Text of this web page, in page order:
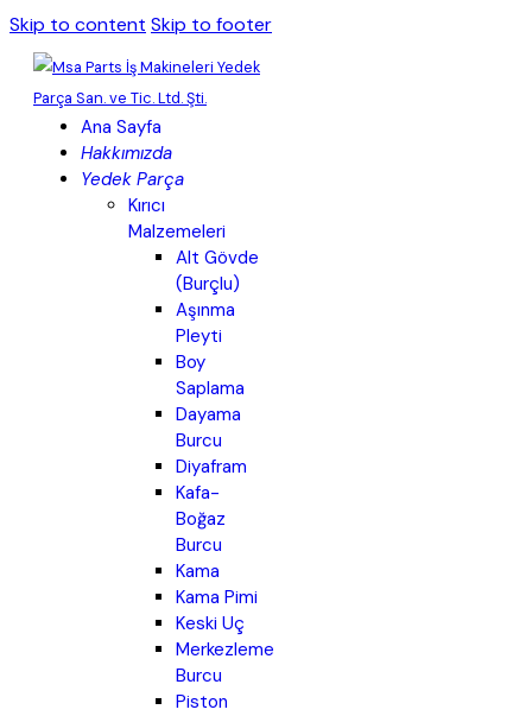
Skip to content Skip to footer
Ana Sayfa
Hakkımızda
Yedek Parça
Kırıcı
Malzemeleri
Alt Gövde
(Burçlu)
Aşınma
Pleyti
Boy
Saplama
Dayama
Burcu
Diyafram
Kafa-
Boğaz
Burcu
Kama
Kama Pimi
Keski Uç
Merkezleme
Burcu
Piston